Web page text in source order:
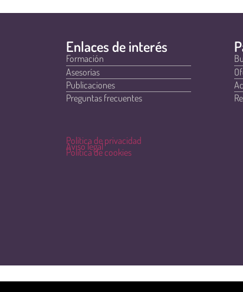
Enlaces de interés
Formación
Asesorías
Publicaciones
Preguntas frecuentes
Política de privacidad
Aviso legal
Política de cookies